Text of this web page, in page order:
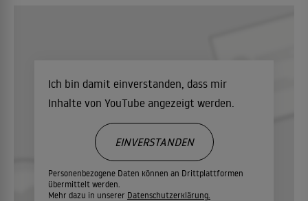
Ich bin damit einverstanden, dass mir
Inhalte von YouTube angezeigt werden.
Personenbezogene Daten können an Drittplattformen
übermittelt werden.
Mehr dazu in unserer Datenschutzerklärung.
EINVERSTANDEN